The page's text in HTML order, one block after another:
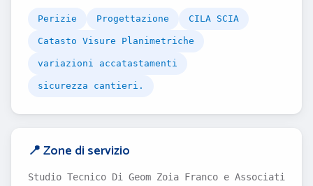
Perizie Progettazione CILA SCIA
Catasto Visure Planimetriche
variazioni accatastamenti
sicurezza cantieri.
📍 Zone di servizio
Studio Tecnico Di Geom Zoia Franco e Associati